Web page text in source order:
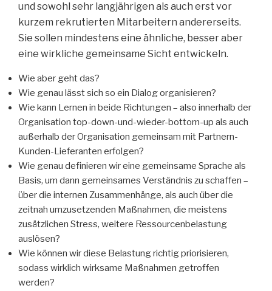
und sowohl sehr langjährigen als auch erst vor
kurzem rekrutierten Mitarbeitern andererseits.
Sie sollen mindestens eine ähnliche, besser aber
eine wirkliche gemeinsame Sicht entwickeln.
Wie aber geht das?
Wie genau lässt sich so ein Dialog organisieren?
Wie kann Lernen in beide Richtungen – also innerhalb der
Organisation top-down-und-wieder-bottom-up als auch
außerhalb der Organisation gemeinsam mit Partnern-
Kunden-Lieferanten erfolgen?
Wie genau definieren wir eine gemeinsame Sprache als
Basis, um dann gemeinsames Verständnis zu schaffen –
über die internen Zusammenhänge, als auch über die
zeitnah umzusetzenden Maßnahmen, die meistens
zusätzlichen Stress, weitere Ressourcenbelastung
auslösen?
Wie können wir diese Belastung richtig priorisieren,
sodass wirklich wirksame Maßnahmen getroffen
werden?